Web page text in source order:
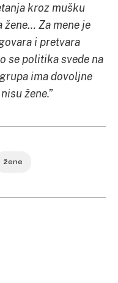
kroz mušku
Za mene je
i pretvara
se politika svede na
ima dovoljne
žene.”
žene